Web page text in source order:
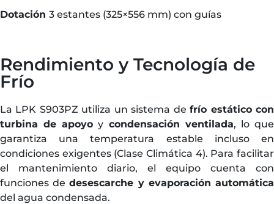
Dotación 3 estantes (325×556 mm) con guías
Rendimiento y Tecnología de
Frío
La LPK S903PZ utiliza un sistema defrío estático con
turbina de apoyo y condensación ventilada, lo que
garantiza una temperatura estable incluso en
condiciones exigentes (Clase Climática 4). Para facilitar
el mantenimiento diario, el equipo cuenta con
funciones dedesescarche y evaporación automática
del agua condensada.